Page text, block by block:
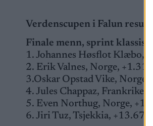
Verdenscupen i Falun
Finale menn, sprint klassisk
1. Johannes Høsflot Klæbo,
2. Erik Valnes, Norge, +1.31
3.Oskar Opstad Vike, Norge,
4. Jules Chappaz, Frankrike,
5. Even Northug, Norge,
6. Jiri Tuz, Tsjekkia, +13.67